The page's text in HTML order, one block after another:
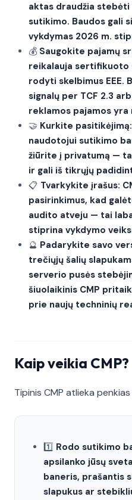
aktas draudžia
sutikimo. Baudos gali
vykdymas 2026 m.
💰 Saugokite pajamų
reikalauja sertifikuoto
rodyti skelbimus EEE.
signalų per TCF 2.3
reklamos pajamos yra
🤝 Kurkite
naudotojui sutikimo
žiūrite į privatumą —
ir gali iš tikrųjų
📋 Tvarkykite įrašus:
pasirinkimus, kad
audito atveju — tai
stiprina vykdymo
🔮 Padarykite savo
trečiųjų šalių
serverio pusės
šiuolaikinis CMP
prie naujų techninių
Kaip veikia CMP?
Tipinis CMP atlieka
1️⃣ Rodo sutikimo
apsilanko jūsų
baneris, prašantis
slapukus ar